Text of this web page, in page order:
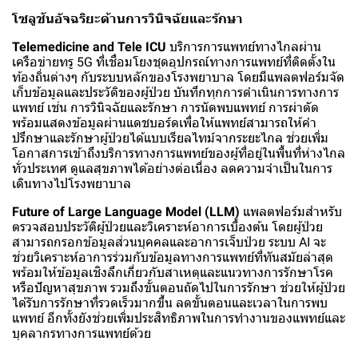
โซลูชันอัจฉริยะด้านการวินิจฉัยและรักษา
Telemedicine and Tele ICU บริการการแพทย์ทางไกลผ่าน
เครือข่ายทรู 5G ที่เชื่อมโยงชุดอุปกรณ์ทางการแพทย์ที่ติดตั้งใน
ท้องถิ่นต่างๆ กับระบบหลักของโรงพยาบาล โดยมีแพลตฟอร์มจัด
เก็บข้อมูลและประวัติของผู้ป่วย บันทึกทุกการดำเนินการทางการ
แพทย์ เช่น การวินิจฉัยและรักษา การนัดพบแพทย์ การผ่าตัด
พร้อมแสดงข้อมูลผ่านแดชบอร์ดเพื่อให้แพทย์สามารถให้คำ
ปรึกษาและรักษาผู้ป่วยได้แบบเรียลไทม์จากระยะไกล ช่วยเพิ่ม
โอกาสการเข้าถึงบริการทางการแพทย์ของผู้ที่อยู่ในพื้นที่ห่างไกล
ทั่วประเทศ ดูแลสุขภาพได้อย่างต่อเนื่อง ลดความจำเป็นในการ
เดินทางไปโรงพยาบาล
Future of Large Language Model (LLM) แพลตฟอร์มสำหรับ
ตรวจสอบประวัติผู้ป่วยและวิเคราะห์อาการเบื้องต้น โดยผู้ป่วย
สามารถกรอกข้อมูลส่วนบุคคลและอาการเจ็บป่วย ระบบ AI จะ
ช่วยวิเคราะห์อาการร่วมกับข้อมูลทางการแพทย์ที่ทันสมัยล่าสุด
พร้อมให้ข้อมูลเชิงลึกเกี่ยวกับสาเหตุและแนวทางการรักษาโรค
หรือปัญหาสุขภาพ รวมถึงขั้นตอนถัดไปในการรักษา ช่วยให้ผู้ป่วย
ได้รับการรักษาที่รวดเร็วมากขึ้น ลดขั้นตอนและเวลาในการพบ
แพทย์ อีกทั้งยังช่วยเพิ่มประสิทธิภาพในการทำงานของแพทย์และ
บุคลากรทางการแพทย์ด้วย